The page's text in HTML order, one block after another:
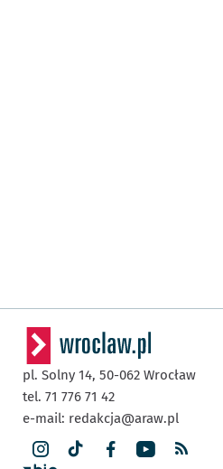
pl. Solny 14, 50-062 Wrocław
tel. 71 776 71 42
e-mail: redakcja@araw.pl